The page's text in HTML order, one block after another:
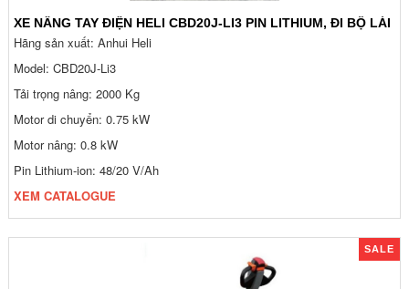
XE NÂNG TAY ĐIỆN HELI CBD20J-LI3 PIN LITHIUM, ĐI BỘ LÁI
Hãng sản xuất: Anhui Heli
Model: CBD20J-Li3
Tải trọng nâng: 2000 Kg
Motor di chuyển: 0.75 kW
Motor nâng: 0.8 kW
Pin Lithium-ion: 48/20 V/Ah
XEM CATALOGUE
SALE